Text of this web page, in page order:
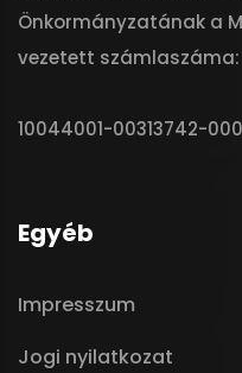
Önkormányzatának a
vezetett számlaszáma:
10044001-00313742-
Egyéb
Impresszum
Jogi nyilatkozat